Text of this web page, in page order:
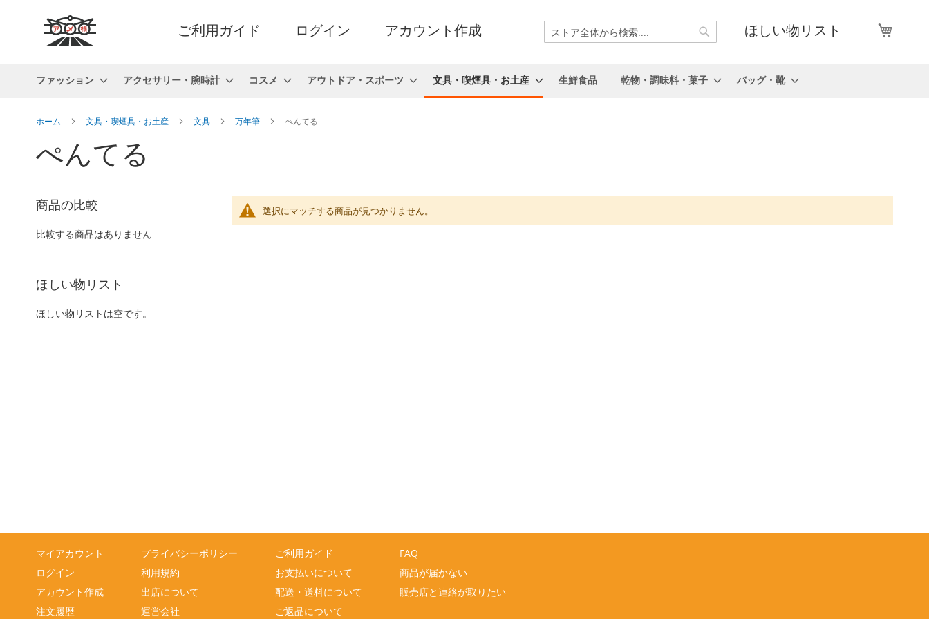
ほしい物リスト
検
ご利用ガイド ログイン アカウント作成
ファッション アクセサリー・腕時計 コスメ アウトドア・スポーツ 文具・喫煙具・お土産 生鮮食品 乾物・調味料・菓子 バッグ・靴
ホーム 文具・喫煙具・お土産 文具 万年筆 ぺんてる
ぺんてる
選択にマッチする商品が見つかりません。
商品の比較
比較する商品はありません
ほしい物リスト
ほしい物リストは空です。
マイアカウント
ログイン
アカウント作成
注文履歴
プライバシーポリシー
利用規約
出店について
運営会社
ご利用ガイド
お支払いについて
配送・送料について
ご返品について
FAQ
商品が届かない
販売店と連絡が取りたい